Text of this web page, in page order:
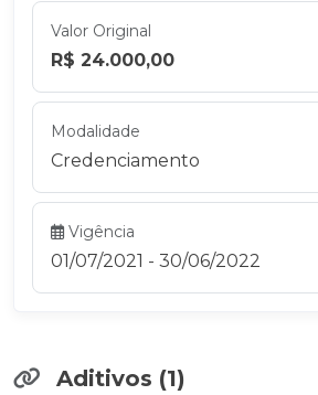
Valor Original
R$ 24.000,00
Modalidade
Credenciamento
Vigência
01/07/2021 - 30/06/2022
Aditivos (1)